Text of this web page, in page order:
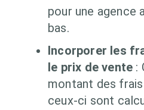
pour une agence
bas.
Incorporer les
le prix de vente :
montant des
ceux-ci sont